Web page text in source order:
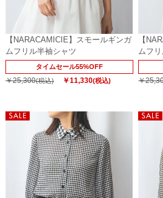
【NARACAMICIE】スモールギンガ
ムフリル半袖シャツ
タイムセール55%OFF
￥25,300(税込) ￥11,330(税込)
【
ムフ
￥